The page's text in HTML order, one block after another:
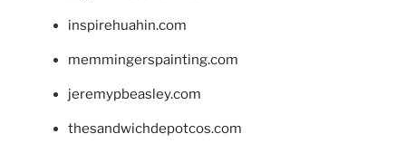
inspirehuahin.com
memmingerspainting.com
jeremypbeasley.com
thesandwichdepotcos.com